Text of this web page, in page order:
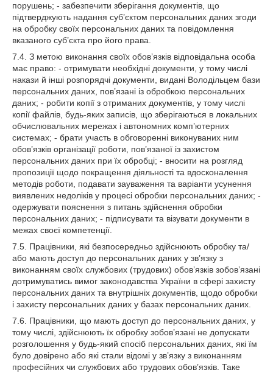
порушень; - забезпечити зберігання документів, що
підтверджують надання суб’єктом персональних даних згоди
на обробку своїх персональних даних та повідомлення
вказаного суб’єкта про його права.
7.4. З метою виконання своїх обов’язків відповідальна особа
має право: - отримувати необхідні документи, у тому числі
накази й інші розпорядчі документи, видані Володільцем бази
персональних даних, пов’язані із обробкою персональних
даних; - робити копії з отриманих документів, у тому числі
копії файлів, будь-яких записів, що зберігаються в локальних
обчислювальних мережах і автономних комп’ютерних
системах; - брати участь в обговоренні виконуваних ним
обов’язків організації роботи, пов’язаної із захистом
персональних даних при їх обробці; - вносити на розгляд
пропозиції щодо покращення діяльності та вдосконалення
методів роботи, подавати зауваження та варіанти усунення
виявлених недоліків у процесі обробки персональних даних; -
одержувати пояснення з питань здійснення обробки
персональних даних; - підписувати та візувати документи в
межах своєї компетенції.
7.5. Працівники, які безпосередньо здійснюють обробку та/
або мають доступ до персональних даних у зв’язку з
виконанням своїх службових (трудових) обов’язків зобов’язані
дотримуватись вимог законодавства України в сфері захисту
персональних даних та внутрішніх документів, щодо обробки
і захисту персональних даних у базах персональних даних.
7.6. Працівники, що мають доступ до персональних даних, у
тому числі, здійснюють їх обробку зобов’язані не допускати
розголошення у будь-який спосіб персональних даних, які їм
було довірено або які стали відомі у зв’язку з виконанням
професійних чи службових або трудових обов’язків. Таке